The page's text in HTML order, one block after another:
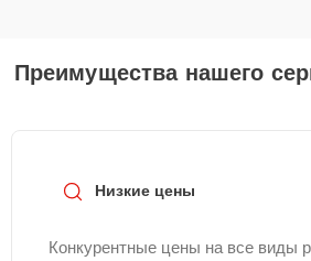
Преимущества нашего
Низкие цены
Конкурентные цены на все виды